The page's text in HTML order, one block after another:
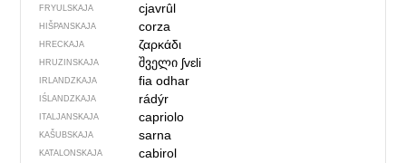
FRYULSKAJA cjavrûl
HIŠPANSKAJA corza
HRECKAJA ζαρκάδι
HRUZINSKAJA შველი ʃvɛli
IRLANDZKAJA fia odhar
IŚLANDZKAJA rádýr
ITALJANSKAJA capriolo
KAŠUBSKAJA sarna
KATALONSKAJA cabirol